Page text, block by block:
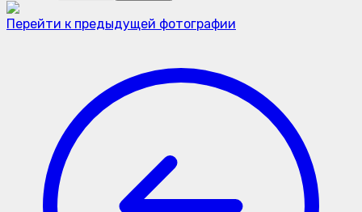
Перейти к предыдущей фотографии